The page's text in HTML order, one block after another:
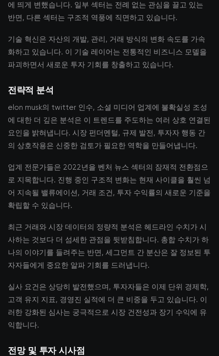
에 띄게 변했습니다. 일부 섹터는 전례 없는 관심을 끌고 있는
반면, 다른 섹터는 구조적 역풍에 직면하고 있습니다.
기술 혁신은 자산의 개발, 관리, 거래 방식의 변화 속도를 가속
화하고 있습니다. 이 기술 레이어는 전통적인 비즈니스 모델을
파괴하면서 새로운 투자 기회를 창출하고 있습니다.
전략적 분석
elon musk의 twitter 인수, 소셜 미디어 업계에 불확실성 조성
에 대한 더 깊은 분석은 이 트렌드를 주도하는 여러 상호 연결된
요인을 밝혀냅니다. 시장 펀더멘털, 규제 발전, 투자자 행동 간
의 상호작용은 신중한 검토가 필요한 역학을 만들어냅니다.
업계 전문가들은 2022년을 벤처 뉴스 섹터의 잠재적 전환점으
로 지목합니다. 진행 중인 구조적 변화는 현재 사이클을 훨씬 넘
어 지속될 밸류에이션, 거래 조건, 투자 수익률의 새로운 기준을
확립할 수 있습니다.
최근 거래와 시장 데이터의 정량적 분석은 헤드라인 수치가 시
사하는 것보다 더 섬세한 관점을 뒷받침합니다. 총합 수치가 하
나의 이야기를 들려주는 반면, 세그먼트 간 분산은 잘 정보된 투
자자들에게 중요한 알파 기회를 드러냅니다.
실사 요건은 상당히 발전했으며, 투자자들은 이제 단위 경제학,
고객 유지 지표, 경영진 실적에 더 큰 비중을 두고 있습니다. 이
러한 강화된 심사는 궁극적으로 시장 건전성과 장기 수익에 유
익합니다.
전망 및 투자 시사점